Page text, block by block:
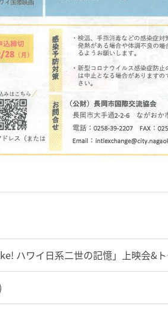
ハワイ日系二世の記憶」上映会&